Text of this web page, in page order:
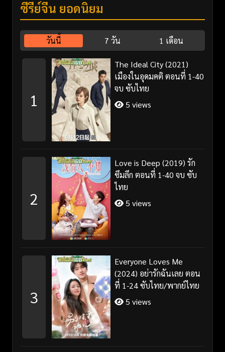
ซีรี่ย์จีน ยอดนิยม
วันนี้ 7 วัน 1 เดือน
1
The Ideal City (2021)
เมืองในอุดมคติ ตอนที่ 1-40
จบ ซับไทย
5 views
2
Love is Deep (2019) รัก
ซึมลึก ตอนที่ 1-40 จบ ซับ
ไทย
5 views
3
Everyone Loves Me
(2024) อย่ารักฉันเลย ตอน
ที่ 1-24 ซับไทย/พากย์ไทย
5 views